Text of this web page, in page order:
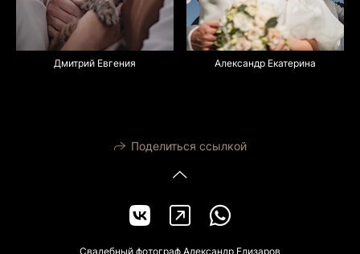
Дмитрий Евгения Александр Екатерина
Поделиться ссылкой
Свадебный фотограф Александр Елизаров